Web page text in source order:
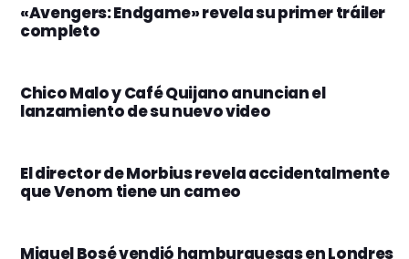
«Avengers: Endgame» revela su primer tráiler
completo
Chico Malo y Café Quijano anuncian el
lanzamiento de su nuevo video
El director de Morbius revela accidentalmente
que Venom tiene un cameo
Miguel Bosé vendió hamburguesas en Londres